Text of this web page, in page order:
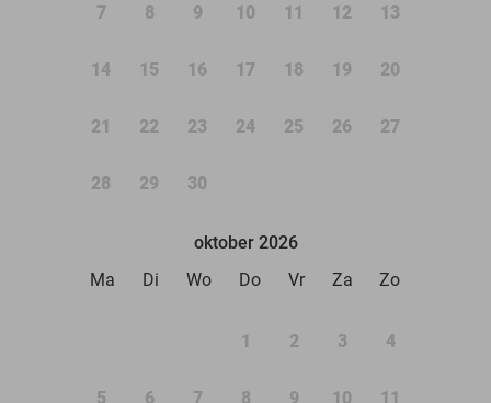
7 8 9 10 11 12 13
14 15 16 17 18 19 20
21 22 23 24 25 26 27
28 29 30
oktober 2026
Ma
Di Wo Do Vr Za Zo
1 2 3 4
5 6 7 8 9 10 11